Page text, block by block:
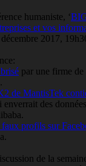
humaniste, ‘
et vos
2017,
par une firme de
de MantisTek
des
faux profils sur
de la